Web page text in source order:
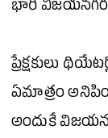
భారీ
ప్రేక్షకులు
ఏమాత్రం
అందుకే